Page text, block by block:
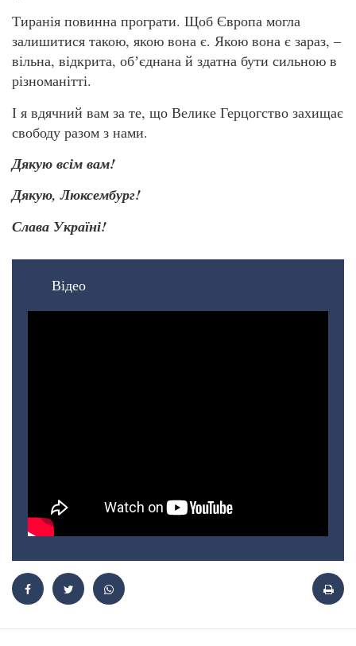
Тиранія повинна програти. Щоб Європа могла
залишитися такою, якою вона є. Якою вона є зараз, –
вільна, відкрита, обʼєднана й здатна бути сильною в
різноманітті.
І я вдячний вам за те, що Велике Герцогство захищає
свободу разом з нами.
Дякую всім вам!
Дякую, Люксембург!
Слава Україні!
Відео